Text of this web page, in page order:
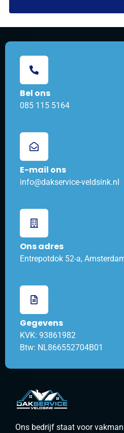
Bel ons
085 115 5164
E-mail ons
info@dakservice-veldsink.nl
Ons adres
Entrepotdok 52-a,
Gegevens
KVK: 93861982
Btw: NL866552704B01
Ons bedrijf staat voor